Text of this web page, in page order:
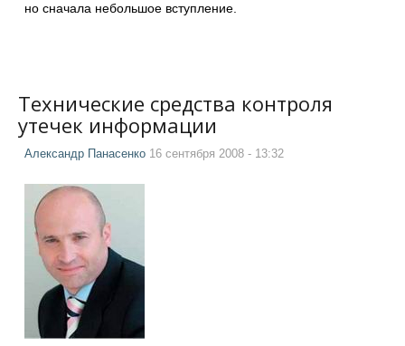
но сначала небольшое вступление.
Технические средства контроля
утечек информации
Александр Панасенко 16 сентября 2008 - 13:32